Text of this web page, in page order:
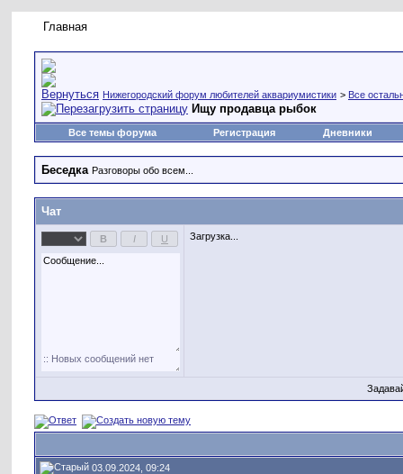
Главная
Нижегородский форум любителей аквариумистики > Все
Ищу продавца рыбок
Все темы форума Регистрация Дневники
Беседка Разговоры обо всем...
Чат
Загрузка...
03.09.2024, 09:24